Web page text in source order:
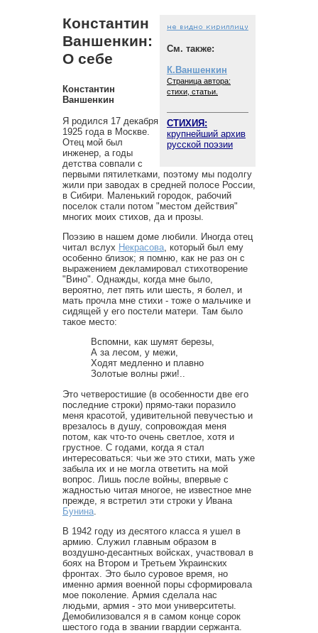
См. также:
К.Ваншенкин
Страница автора:
стихи, статьи.
СТИХИЯ:
крупнейший архив
русской поэзии
Константин
Ваншенкин:
О себе
Константин
Ваншенкин
Я родился 17 декабря
1925 года в Москве.
Отец мой был
инженер, а годы
детства совпали с
первыми пятилетками, поэтому мы подолгу
жили при заводах в средней полосе России,
в Сибири. Маленький городок, рабочий
поселок стали потом "местом действия"
многих моих стихов, да и прозы.
Поэзию в нашем доме любили. Иногда отец
читал вслух Некрасова , который был ему
особенно близок; я помню, как не раз он с
выражением декламировал стихотворение
"Вино". Однажды, когда мне было,
вероятно, лет пять или шесть, я болел, и
мать прочла мне стихи - тоже о мальчике и
сидящей у его постели матери. Там было
такое место:
Вспомни, как шумят березы,
А за лесом, у межи,
Ходят медленно и плавно
Золотые волны ржи!..
Это четверостишие (в особенности две его
последние строки) прямо-таки поразило
меня красотой, удивительной певучестью и
врезалось в душу, сопровождая меня
потом, как что-то очень светлое, хотя и
грустное. С годами, когда я стал
интересоваться: чьи же это стихи, мать уже
забыла их и не могла ответить на мой
вопрос. Лишь после войны, впервые с
жадностью читая многое, не известное мне
прежде, я встретил эти строки у Ивана
Бунина
В 1942 году из десятого класса я ушел в
армию. Служил главным образом в
воздушно-десантных войсках, участвовал в
боях на Втором и Третьем Украинских
фронтах. Это было суровое время, но
именно армия военной поры сформировала
мое поколение. Армия сделала нас
людьми, армия - это мои университеты.
Демобилизовался я в самом конце сорок
шестого года в звании гвардии сержанта.